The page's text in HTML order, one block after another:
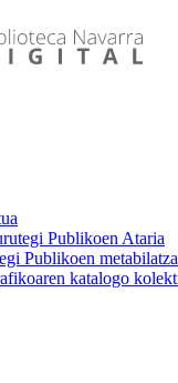
Publikoen Ataria
Publikoen
katalogo